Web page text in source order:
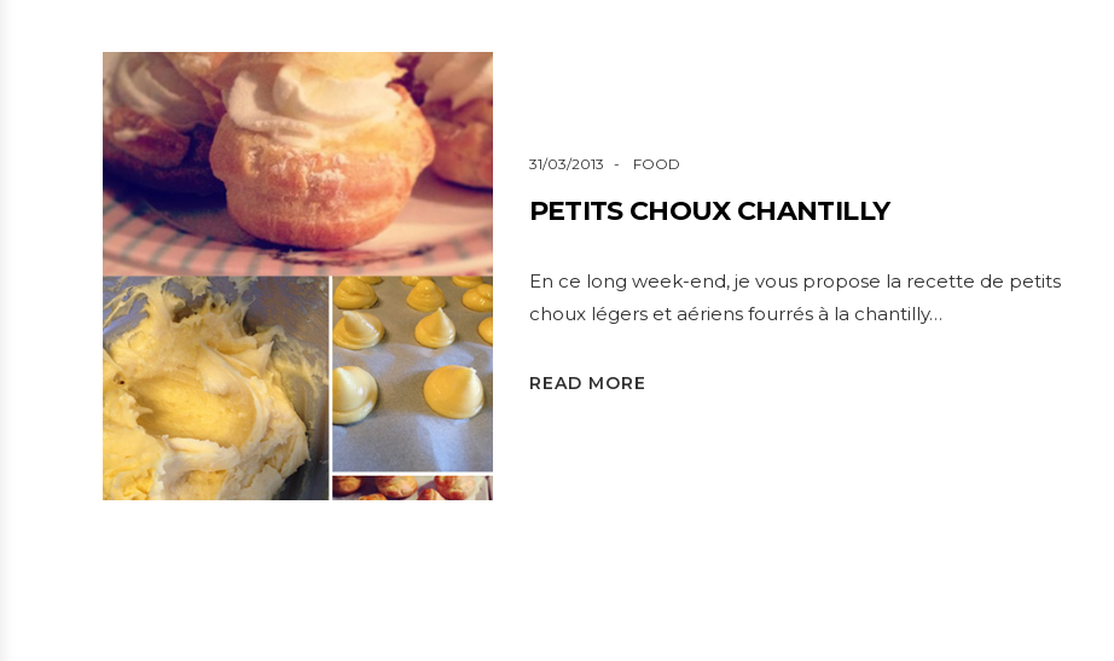
31/03/2013 FOOD
PETITS CHOUX CHANTILLY
En ce long week-end, je vous propose la recette de petits
choux légers et aériens fourrés à la chantilly…
READ MORE